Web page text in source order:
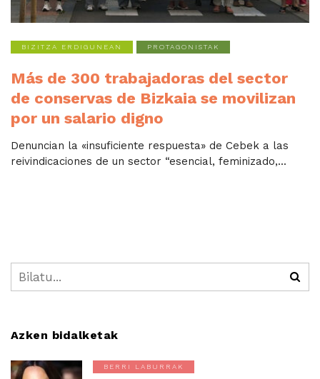
BIZITZA ERDIGUNEAN PROTAGONISTAK
Más de 300 trabajadoras del sector
de conservas de Bizkaia se movilizan
por un salario digno
Denuncian la «insuficiente respuesta» de Cebek a las
reivindicaciones de un sector “esencial, feminizado,...
Azken bidalketak
BERRI LABURRAK